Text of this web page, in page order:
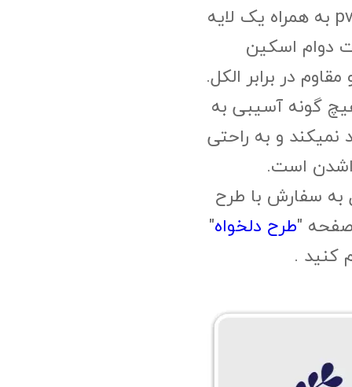
جنس محصول:pvc به همراه یک لایه
دوام اسکین
در برابر الکل.
گونه آسیبی به
و به راحتی
است.
به سفارش با طرح
صفحه "طرح دلخواه"
کنید .